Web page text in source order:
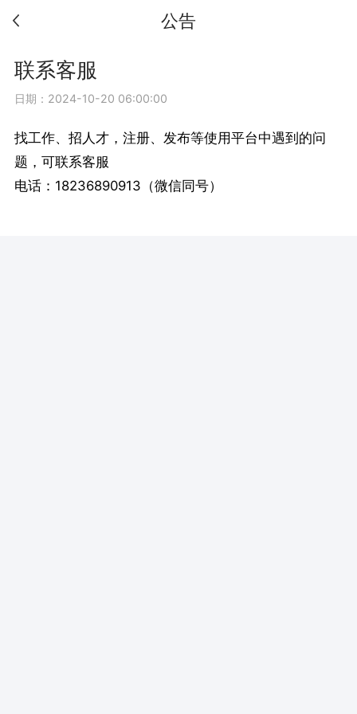
公告
联系客服
日期：2024-10-20 06:00:00
找工作、招人才，注册、发布等使用平台中遇到的问
题，可联系客服
电话：18236890913（微信同号）